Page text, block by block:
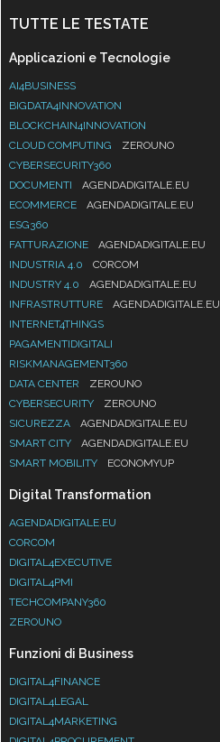
TUTTE LE TESTATE
Applicazioni e Tecnologie
AI4BUSINESS
BIGDATA4INNOVATION
BLOCKCHAIN4INNOVATION
CLOUD COMPUTING
ZEROUNO
CYBERSECURITY360
DOCUMENTI
AGENDADIGITALE.EU
ECOMMERCE
AGENDADIGITALE.EU
ESG360
FATTURAZIONE
AGENDADIGITALE.EU
INDUSTRIA 4.0
CORCOM
INDUSTRY 4.0
AGENDADIGITALE.EU
INFRASTRUTTURE
AGENDADIGITALE.EU
INTERNET4THINGS
PAGAMENTIDIGITALI
RISKMANAGEMENT360
DATA CENTER
ZEROUNO
CYBERSECURITY
ZEROUNO
SICUREZZA
AGENDADIGITALE.EU
SMART CITY
AGENDADIGITALE.EU
SMART MOBILITY
ECONOMYUP
Digital Transformation
AGENDADIGITALE.EU
CORCOM
DIGITAL4EXECUTIVE
DIGITAL4PMI
TECHCOMPANY360
ZEROUNO
Funzioni di Business
DIGITAL4FINANCE
DIGITAL4LEGAL
DIGITAL4MARKETING